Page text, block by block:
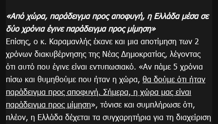
«Από χώρα, παράδειγμα προς αποφυγή, η Ελλάδα μέσα σε
δύο χρόνια έγινε παράδειγμα προς μίμηση»
Επίσης, ο κ. Καραμανλής έκανε και μια αποτίμηση των 2
χρόνων διακυβέρνησης της Νέας Δημοκρατίας, λέγοντας
ότι αυτό που έγινε είναι εντυπωσιακό. «Αν πάμε 5 χρόνια
πίσω και θυμηθούμε που ήταν η χώρα, θα δούμε ότι ήταν
παράδειγμα προς αποφυγή. Σήμερα, η χώρα μας είναι
παράδειγμα προς μίμηση», τόνισε και συμπλήρωσε ότι,
πλέον, η Ελλάδα δέχεται τα συγχαρητήρια για τη διαχείριση